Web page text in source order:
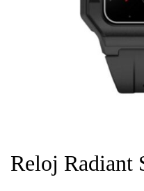
Reloj Radiant